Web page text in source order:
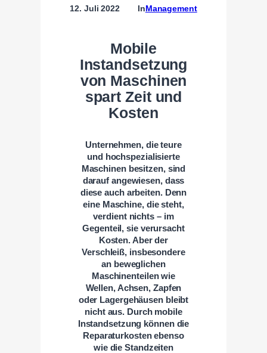
12. Juli 2022 InManagement
Mobile
Instandsetzung
von Maschinen
spart Zeit und
Kosten
Unternehmen, die teure
und hochspezialisierte
Maschinen besitzen, sind
darauf angewiesen, dass
diese auch arbeiten. Denn
eine Maschine, die steht,
verdient nichts – im
Gegenteil, sie verursacht
Kosten. Aber der
Verschleiß, insbesondere
an beweglichen
Maschinenteilen wie
Wellen, Achsen, Zapfen
oder Lagergehäusen bleibt
nicht aus. Durch mobile
Instandsetzung können die
Reparaturkosten ebenso
wie die Standzeiten